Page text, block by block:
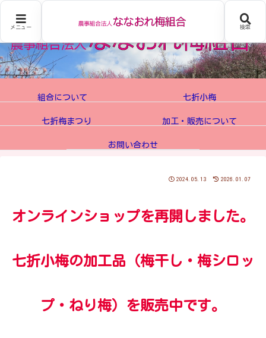
組合について 七折小梅
七折梅まつり 加工・販売について
お問い合わせ
2024.05.13 2026.01.07
オンラインショップを再開しました。
七折小梅の加工品（梅干し・梅シロッ
プ・ねり梅）を販売中です。
メニュー 検索